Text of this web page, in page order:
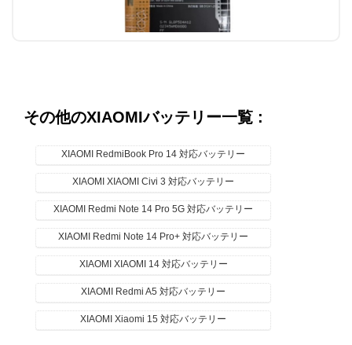
その他のXIAOMIバッテリー一覧 :
XIAOMI RedmiBook Pro 14 対応バッテリー
XIAOMI XIAOMI Civi 3 対応バッテリー
XIAOMI Redmi Note 14 Pro 5G 対応バッテリー
XIAOMI Redmi Note 14 Pro+ 対応バッテリー
XIAOMI XIAOMI 14 対応バッテリー
XIAOMI Redmi A5 対応バッテリー
XIAOMI Xiaomi 15 対応バッテリー